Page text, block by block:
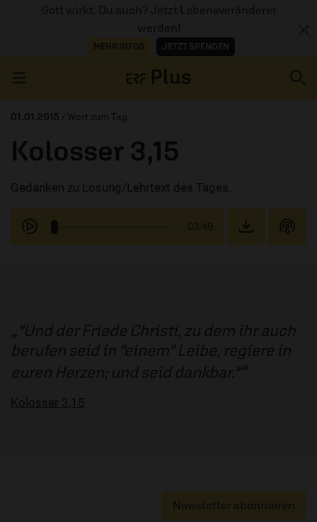
Gott wirkt. Du auch? Jetzt Lebensveränderer
werden!
MEHR INFOS JETZT SPENDEN
AUDIOTHEK
PROGRAMM
01.01.2015 / Wort zum Tag
Kolosser 3,15
Gedanken zu Losung/Lehrtext des Tages.
03:49
"Und der Friede Christi, zu dem ihr auch
berufen seid in "einem" Leibe, regiere in
euren Herzen; und seid dankbar."
Kolosser 3,15
Newsletter abonnieren